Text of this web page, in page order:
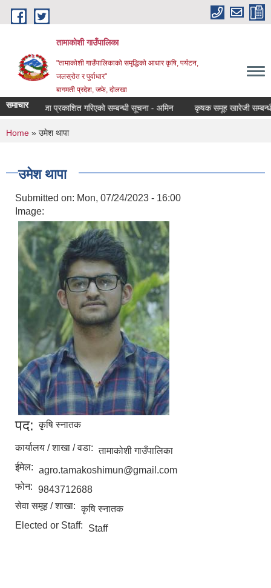
Skip to main content
तामाकोशी गाउँपालिका
"तामाकोशी गाउँपालिकाको समृद्धिको आधार कृषि, पर्यटन,
जलस्रोत र पुर्वाधार"
बागमती प्रदेश, जफे, दोलखा
समाचारनतिजा प्रकाशित गरिएको सम्बन्धी सूचना - अमिन कृषक समूह खारेजी सम्बन्धी
You are here
Home » उमेश थापा
उमेश थापा
Submitted on: Mon, 07/24/2023 - 16:00
Image:
पद: कृषि स्नातक
कार्यालय / शाखा / वडा: तामाकोशी गाउँपालिका
ईमेल: agro.tamakoshimun@gmail.com
फोन: 9843712688
सेवा समूह / शाखा: कृषि स्नातक
Elected or Staff:
Staff